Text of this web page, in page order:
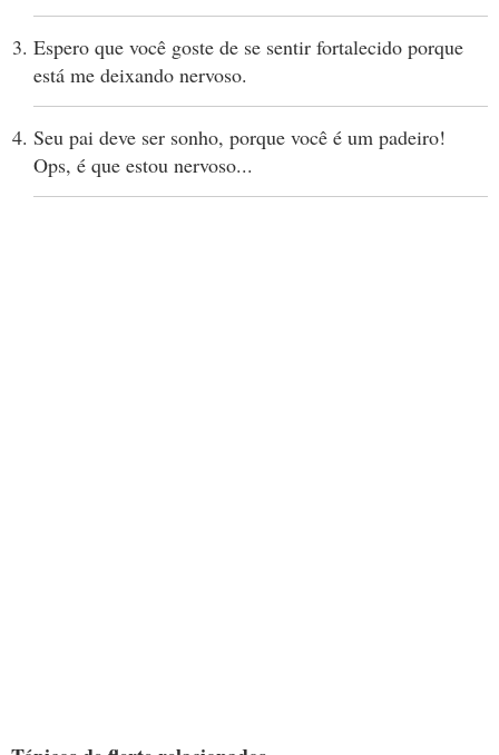
Espero que você goste de se sentir fortalecido porque
está me deixando nervoso.
Seu pai deve ser sonho, porque você é um padeiro!
Ops, é que estou nervoso...